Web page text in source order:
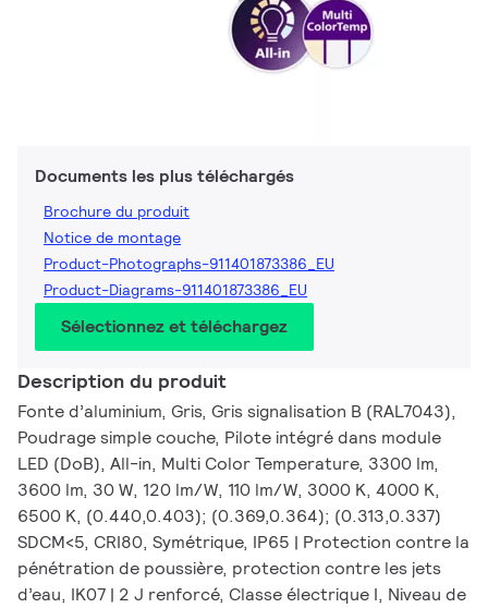
Documents les plus téléchargés
Brochure du produit
Notice de montage
Product-Photographs-911401873386_EU
Product-Diagrams-911401873386_EU
Sélectionnez et téléchargez
Description du produit
Fonte d’aluminium, Gris, Gris signalisation B (RAL7043),
Poudrage simple couche, Pilote intégré dans module
LED (DoB), All-in, Multi Color Temperature, 3300 lm,
3600 lm, 30 W, 120 lm/W, 110 lm/W, 3000 K, 4000 K,
6500 K, (0.440,0.403); (0.369,0.364); (0.313,0.337)
SDCM<5, CRI80, Symétrique, IP65 | Protection contre la
pénétration de poussière, protection contre les jets
d’eau, IK07 | 2 J renforcé, Classe électrique I, Niveau de